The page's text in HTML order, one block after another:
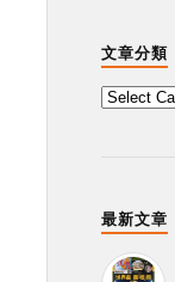
文章分類
最新文章